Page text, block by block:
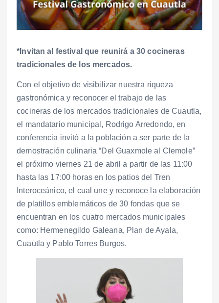
*Invitan al festival que reunirá a 30 cocineras
tradicionales de los mercados.
Con el objetivo de visibilizar nuestra riqueza
gastronómica y reconocer el trabajo de las
cocineras de los mercados tradicionales de Cuautla,
el mandatario municipal, Rodrigo Arredondo, en
conferencia invitó a la población a ser parte de la
demostración culinaria “Del Guaxmole al Clemole”
el próximo viernes 21 de abril a partir de las 11:00
hasta las 17:00 horas en los patios del Tren
Interoceánico, el cual une y reconoce la elaboración
de platillos emblemáticos de 30 fondas que se
encuentran en los cuatro mercados municipales
como: Hermenegildo Galeana, Plan de Ayala,
Cuautla y Pablo Torres Burgos.